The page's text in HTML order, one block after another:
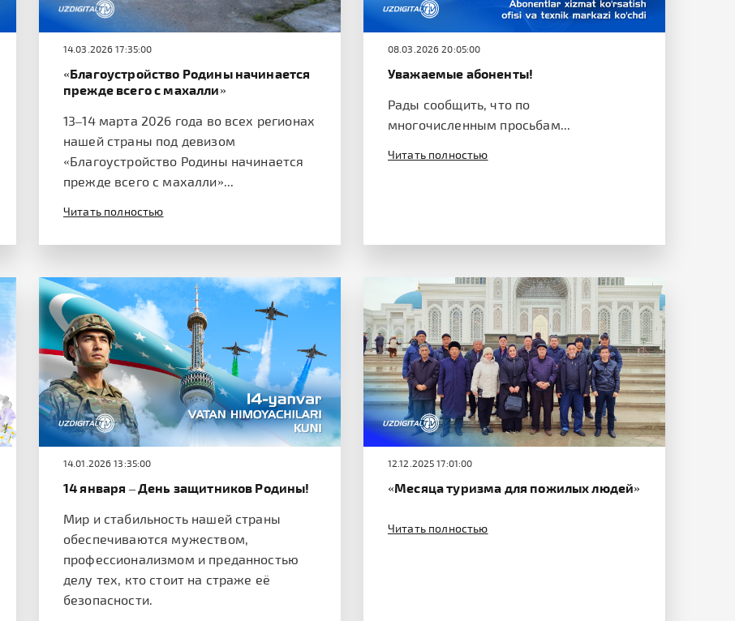
14.03.2026 17:35:00
«Благоустройство Родины начинается
прежде всего с махалли»
13–14 марта 2026 года во всех регионах
нашей страны под девизом
«Благоустройство Родины начинается
прежде всего с махалли»...
Читать полностью
08.03.2026 20:05:00
Уважаемые абоненты!
Рады сообщить, что по
многочисленным просьбам...
Читать полностью
14.01.2026 13:35:00
14 января – День защитников Родины!
Мир и стабильность нашей страны
обеспечиваются мужеством,
профессионализмом и преданностью
делу тех, кто стоит на страже её
безопасности.
12.12.2025 17:01:00
«Месяца туризма для пожилых людей»
Читать полностью